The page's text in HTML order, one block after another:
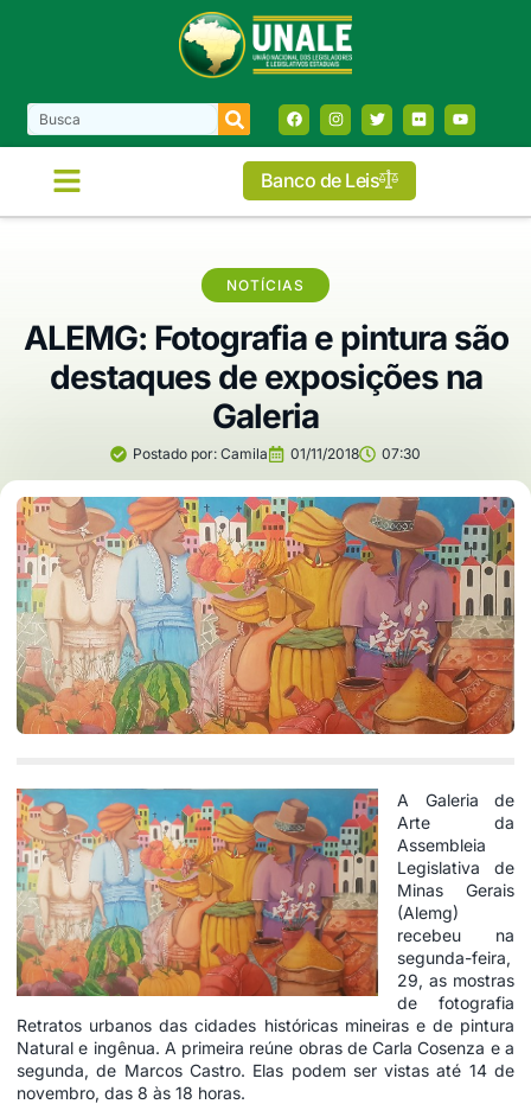
Banco de Leis
NOTÍCIAS
ALEMG: Fotografia e pintura são
destaques de exposições na
Galeria
Postado por: Camila 01/11/2018 07:30
A Galeria de
Arte da
Assembleia
Legislativa de
Minas Gerais
(Alemg)
recebeu na
segunda-feira,
29, as mostras
de fotografia
Retratos urbanos das cidades históricas mineiras e de pintura
Natural e ingênua. A primeira reúne obras de Carla Cosenza e a
segunda, de Marcos Castro. Elas podem ser vistas até 14 de
novembro, das 8 às 18 horas.